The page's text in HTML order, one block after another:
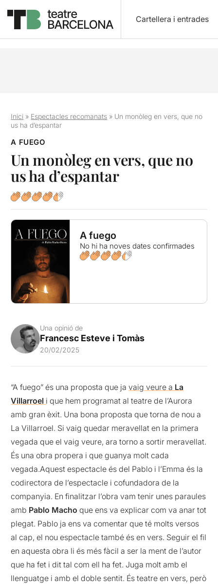
Cartellera i entrades
Inici » Espectacles recomanats » Un monòleg en vers, que no
us ha d’espantar
A FUEGO
Un monòleg en vers, que no
us ha d’espantar
A fuego
No hi ha noves dates confirmades
Una opinió de
Francesc Esteve i Tomàs
20/02/2025
“A fuego” és una proposta que javaig veure a La
Villarroel i que hem programat al teatre de l’Aurora
amb gran èxit. Una bona proposta que torna de nou a
La Villarroel. Si vaig quedar meravellat en la primera
vegada que el vaig veure, ara torno a sortir meravellat.
És una obra propera i que guanya molt cada
vegada.Aquest espectacle és del Pablo i l’Emma és la
codirectora de l’espectacle i cofundadora de la
companyia. En finalitzar l’obra vam tenir unes paraules
amb Pablo Macho que ens va explicar com va anar tot
plegat. Pablo ja ens va comentar que té molts versos
al cap, el nou espectacle també és en vers. Seguir el fil
en aquesta obra li és més fàcil a ser la ment de l’autor
que ha fet i dit tal com ell ha fet. Juga molt amb el
llenguatge i amb el doble sentit. És teatre en vers, però